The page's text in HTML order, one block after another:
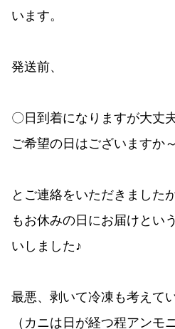
います。
発送前、
〇日到着になりますが大丈
ご希望の日はございますか～
とご連絡をいただきました
もお休みの日にお届けとい
いしました♪
最悪、剥いて冷凍も考えて
（カニは日が経つ程アンモ